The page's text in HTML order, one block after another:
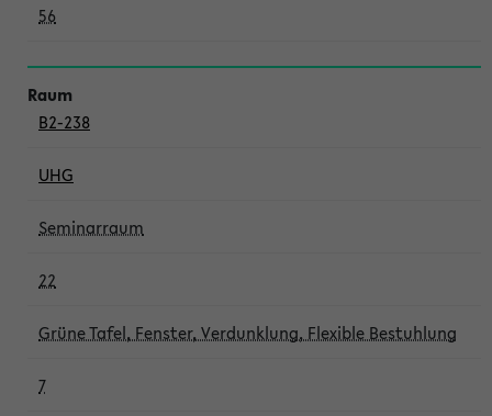
56
B2-238
UHG
Seminarraum
22
Grüne Tafel, Fenster, Verdunklung, Flexible Bestuhlung
7